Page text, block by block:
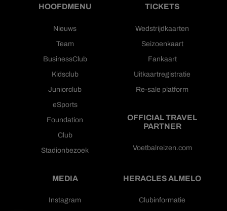
HOOFDMENU
Nieuws
Team
BusinessClub
Kidsclub
Juniorclub
eSports
Foundation
Club
Stadionbezoek
TICKETS
Wedstrijdkaarten
Seizoenkaart
Fankaart
Uitkaartregistratie
Re-sale platform
OFFICIAL TRAVEL
PARTNER
Voetbalreizen.com
MEDIA
Instagram
HERACLES ALMELO
Clubinformatie